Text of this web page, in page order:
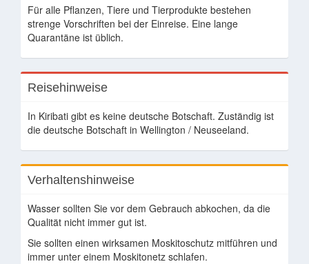
Für alle Pflanzen, Tiere und Tierprodukte bestehen
strenge Vorschriften bei der Einreise. Eine lange
Quarantäne ist üblich.
Reisehinweise
In Kiribati gibt es keine deutsche Botschaft. Zuständig ist
die deutsche Botschaft in Wellington / Neuseeland.
Verhaltenshinweise
Wasser sollten Sie vor dem Gebrauch abkochen, da die
Qualität nicht immer gut ist.
Sie sollten einen wirksamen Moskitoschutz mitführen und
immer unter einem Moskitonetz schlafen.